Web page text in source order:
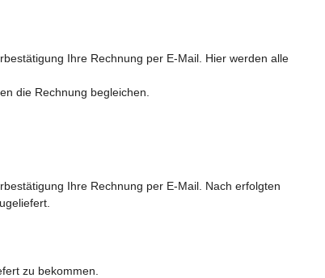
Ihre Rechnung per E-Mail. Hier werden alle
die Rechnung begleichen.
Ihre Rechnung per E-Mail. Nach erfolgten
zu bekommen.